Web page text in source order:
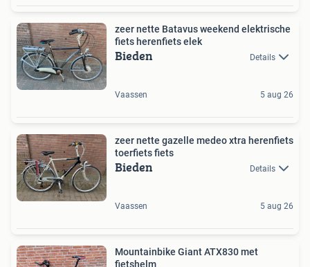
zeer nette Batavus weekend elektrische
fiets herenfiets elek
Bieden Details
Vaassen 5 aug 26
zeer nette gazelle medeo xtra herenfiets
toerfiets fiets
Bieden Details
Vaassen 5 aug 26
Mountainbike Giant ATX830 met
fietshelm